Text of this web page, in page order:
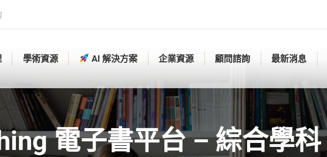
學術資源 AI 解決方案 企業資源 顧問諮詢 最新消息
電子書平台 – 綜合學科